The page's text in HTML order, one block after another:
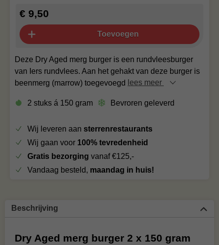
Deze Dry Aged merg burger is een rundvleesburger
van Iers rundvlees. Aan het gehakt van deze burger is
beenmerg (marrow) toegevoegd
lees meer
2 stuks á 150 gram Bevroren geleverd
€ 9,50
Toevoegen
Wij leveren aan sterrenrestaurants
Wij gaan voor 100% tevredenheid
Gratis bezorging vanaf €125,-
Vandaag besteld, maandag in huis!
Beschrijving
Dry Aged merg burger 2 x 150 gram